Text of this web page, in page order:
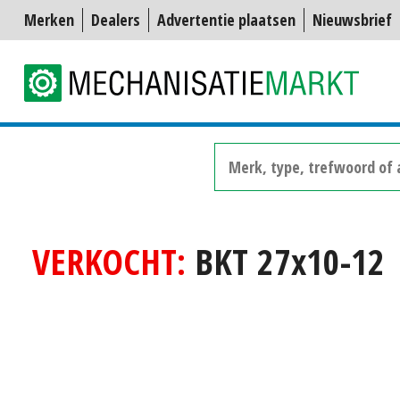
Merken Dealers Advertentie plaatsen Nieuwsbrief
VERKOCHT: BKT 27x10-12